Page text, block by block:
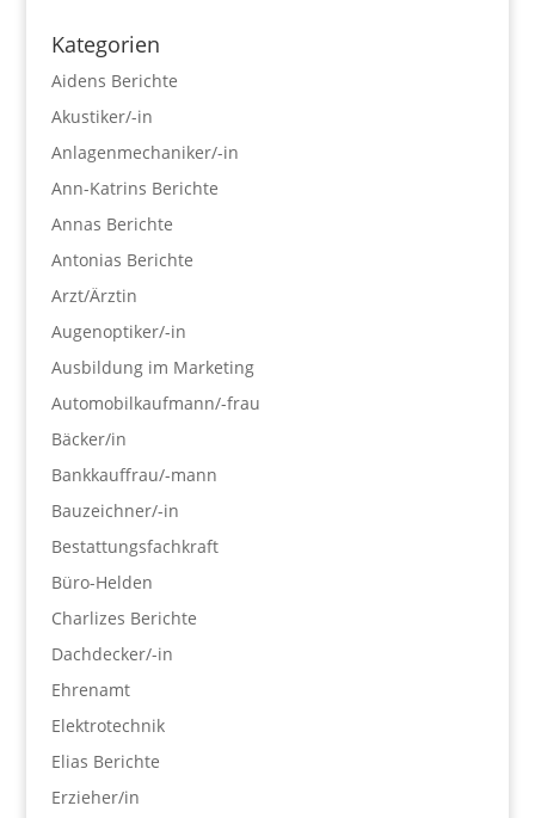
Kategorien
Aidens Berichte
Akustiker/-in
Anlagenmechaniker/-in
Ann-Katrins Berichte
Annas Berichte
Antonias Berichte
Arzt/Ärztin
Augenoptiker/-in
Ausbildung im Marketing
Automobilkaufmann/-frau
Bäcker/in
Bankkauffrau/-mann
Bauzeichner/-in
Bestattungsfachkraft
Büro-Helden
Charlizes Berichte
Dachdecker/-in
Ehrenamt
Elektrotechnik
Elias Berichte
Erzieher/in